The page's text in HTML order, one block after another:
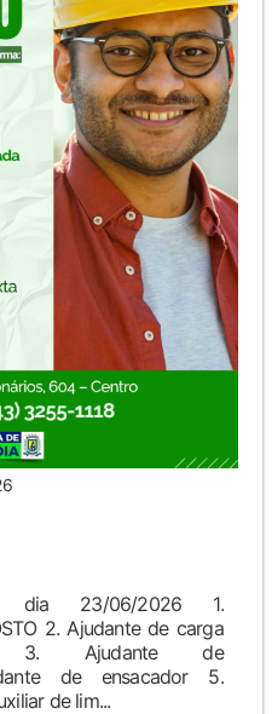
23/06/2026 1.
2. Ajudante de carga
3. Ajudante de
de ensacador 5.
de lim...